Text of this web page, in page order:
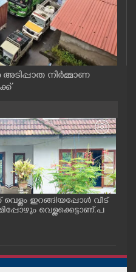
നിർമ്മാണ
ഇറങ്ങിയപ്പോൾ വീട്
വെള്ളക്കെട്ടാണ്.പ